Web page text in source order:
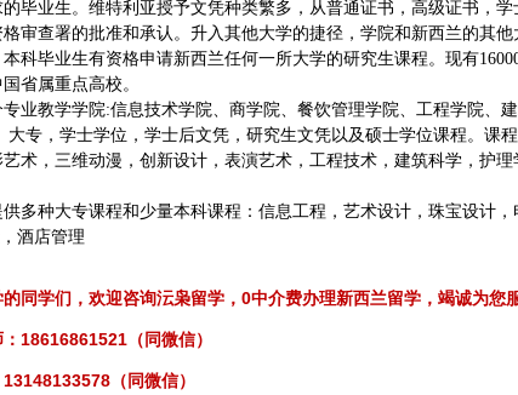
毕业生。维特利亚授予文凭种类繁多，从普通证书，高级证书，
审查署的批准和承认。升入其他大学的捷径，学院和新西兰的其
科毕业生有资格申请新西兰任何一所大学的研究生课程。现有
省属重点高校。
业教学学院:信息技术学院、商学院、餐饮管理学院、工程学院、
大专，学士学位，学士后文凭，研究生文凭以及硕士学位课程。课
术，三维动漫，创新设计，表演艺术，工程技术，建筑科学，护
多种大专课程和少量本科课程：信息工程，艺术设计，珠宝设计
酒店管理
同学们，欢迎咨询沄枭留学， 0中介费办理新西兰留学，竭诚为您
18616861521 （同微信）
13148133578 （同微信）